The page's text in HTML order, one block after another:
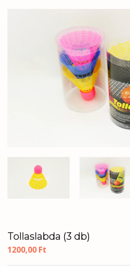
Tollaslabda (3 db)
1200,00 Ft